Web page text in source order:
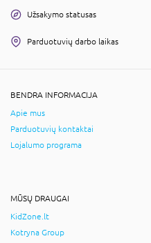
Užsakymo statusas
Parduotuvių darbo laikas
BENDRA INFORMACIJA
Apie mus
Parduotuvių kontaktai
Lojalumo programa
MŪSŲ DRAUGAI
KidZone.lt
Kotryna Group